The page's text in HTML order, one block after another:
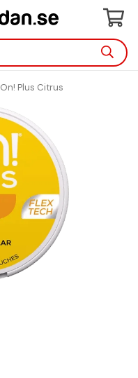
On! Plus Citrus